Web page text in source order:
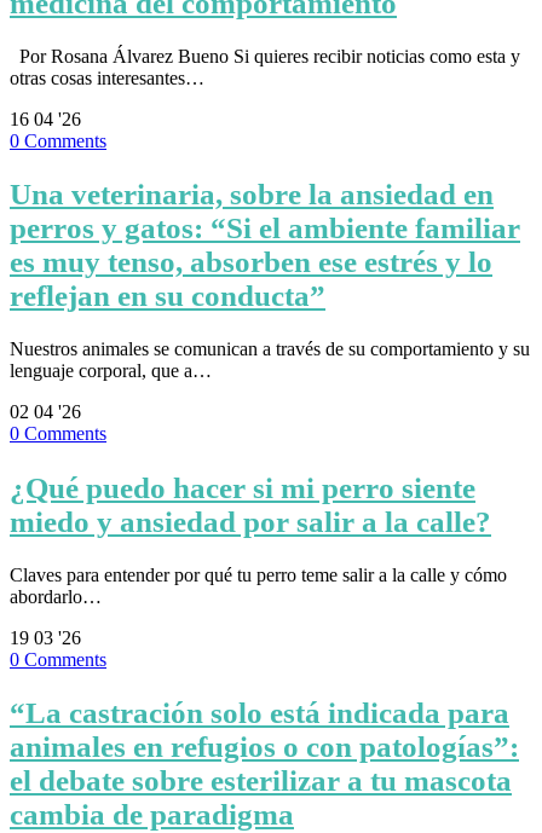
Por Rosana Álvarez Bueno Si quieres recibir noticias como esta y
otras cosas interesantes…
16 04 '26
0 Comments
Una veterinaria, sobre la ansiedad en
perros y gatos: “Si el ambiente familiar
es muy tenso, absorben ese estrés y lo
reflejan en su conducta”
Nuestros animales se comunican a través de su comportamiento y su
lenguaje corporal, que a…
02 04 '26
0 Comments
¿Qué puedo hacer si mi perro siente
miedo y ansiedad por salir a la calle?
Claves para entender por qué tu perro teme salir a la calle y cómo
abordarlo…
19 03 '26
0 Comments
“La castración solo está indicada para
animales en refugios o con patologías”:
el debate sobre esterilizar a tu mascota
cambia de paradigma